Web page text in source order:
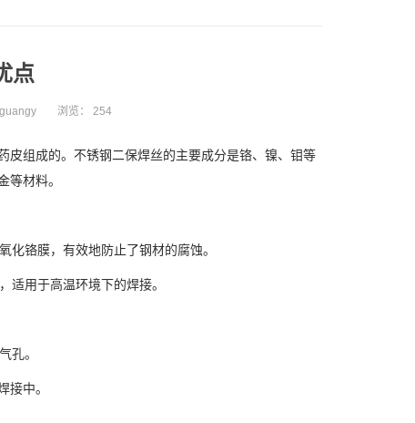
点
浏览：254
组成的。不锈钢二保焊丝的主要成分是铬、镍、钼等
材料。
铬膜，有效地防止了钢材的腐蚀。
用于高温环境下的焊接。
孔。
中。